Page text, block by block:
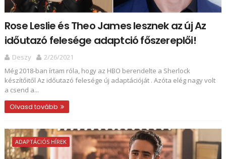
Rose Leslie és Theo James lesznek az új Az
időutazó felesége adaptció főszereplői!
Deszy
2/26/2021
Még 2018-ban írtam róla, hogy az HBO berendelte a Sherlock
készítőitől Az időutazó felesége új adaptációját . Azóta elég nagy volt
a csend a...
Olvasd tovább
ADAPTÁCIÓS HÍREK